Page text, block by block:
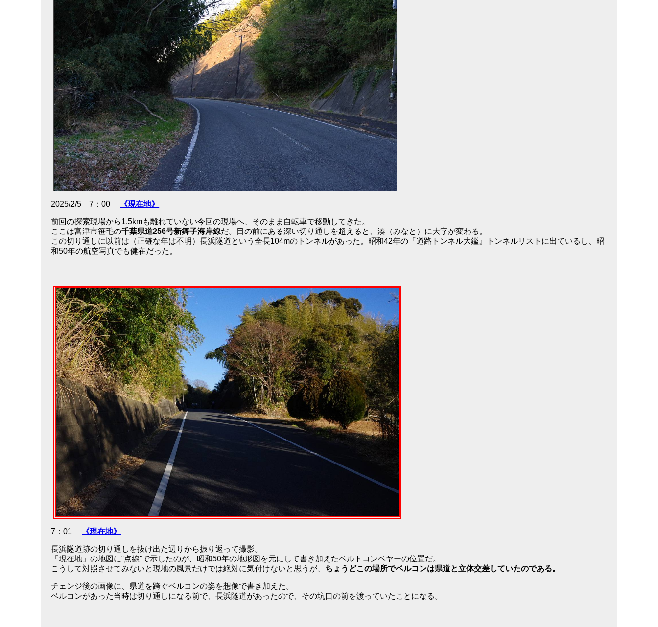
2025/2/5 7：00 《現在地》
前回の探索現場から1.5kmも離れていない今回の現場へ、そのまま自転車で移動してきた。
ここは富津市笹毛の千葉県道256号新舞子海岸線だ。目の前にある深い切り通しを超えると、湊（みなと）に大字が変わる。
この切り通しに以前は（正確な年は不明）長浜隧道という全長104mのトンネルがあった。昭和42年の『道路トンネル大鑑』トンネルリストに出ているし、昭
和50年の航空写真でも健在だった。
7：01 《現在地》
長浜隧道跡の切り通しを抜け出た辺りから振り返って撮影。
「現在地」の地図に“点線”で示したのが、昭和50年の地形図を元にして書き加えたベルトコンベヤーの位置だ。
こうして対照させてみないと現地の風景だけでは絶対に気付けないと思うが、 ちょうどこの場所でベルコンは県道と立体交差していたのである。
チェンジ後の画像に、県道を跨ぐベルコンの姿を想像で書き加えた。
ベルコンがあった当時は切り通しになる前で、長浜隧道があったので、その坑口の前を渡っていたことになる。